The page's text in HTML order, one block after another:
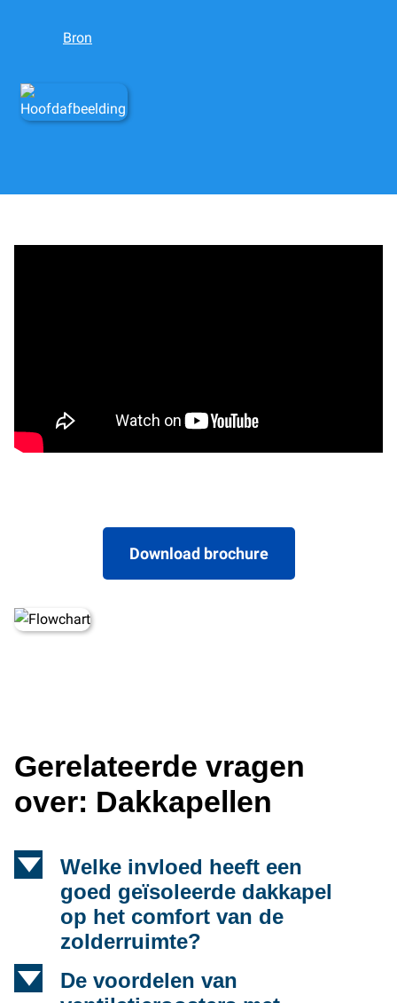
Bron
Download brochure
Gerelateerde vragen
over: Dakkapellen
d
Welke invloed heeft een
goed geïsoleerde dakkapel
op het comfort van de
zolderruimte?
d
De voordelen van